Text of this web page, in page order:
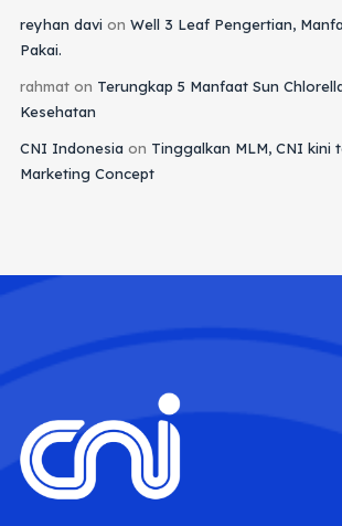
reyhan davi on Well 3 Leaf Pengertian,
Pakai.
rahmaton Terungkap 5 Manfaat Sun
Kesehatan
CNI Indonesia on Tinggalkan MLM, CNI kini
Marketing Concept